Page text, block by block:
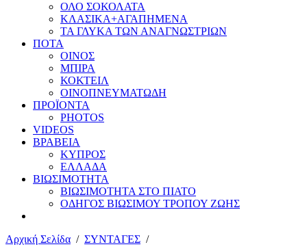
ΟΛΟ ΣΟΚΟΛΑΤΑ
ΚΛΑΣΙΚΑ+ΑΓΑΠΗΜΕΝΑ
ΤΑ ΓΛΥΚΑ ΤΩΝ ΑΝΑΓΝΩΣΤΡΙΩΝ
ΠΟΤΑ
ΟΙΝΟΣ
ΜΠΙΡΑ
ΚΟΚΤΕΙΛ
ΟΙΝΟΠΝΕΥΜΑΤΩΔΗ
ΠΡΟΪΟΝΤΑ
PHOTOS
VIDEOS
ΒΡΑΒΕΙΑ
ΚΥΠΡΟΣ
ΕΛΛΑΔΑ
ΒΙΩΣΙΜΟΤΗΤΑ
ΒΙΩΣΙΜΟΤΗΤΑ ΣΤΟ ΠΙΑΤΟ
ΟΔΗΓΟΣ ΒΙΩΣΙΜΟΥ ΤΡΟΠΟΥ ΖΩΗΣ
Αρχική Σελίδα / ΣΥΝΤΑΓΕΣ /